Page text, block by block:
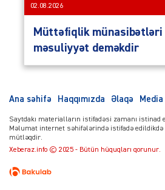
02.08.2026
Müttəfiqlik münasibətləri
məsuliyyət deməkdir
Ana səhifə Haqqımızda Əlaqə
Saytdakı materialların istifadəsi zamanı istinad
Məlumat internet səhifələrində istifadə
mütləqdir.
Xeberaz.info © 2025 - Bütün hüquqları qorunur.